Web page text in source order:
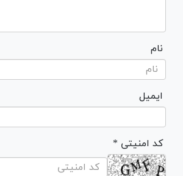
نام
ایمیل
* کد امنیتی